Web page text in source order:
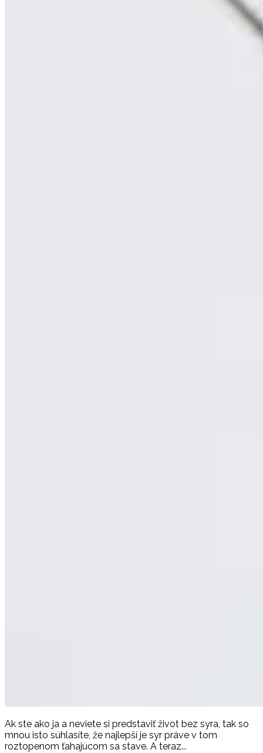
Ak ste ako ja a neviete si predstaviť život bez syra, tak so
mnou isto súhlasíte, že najlepší je syr práve v tom
roztopenom ťahajúcom sa stave. A teraz...